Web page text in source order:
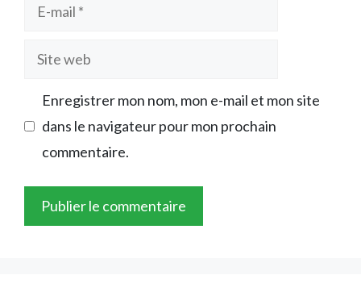
Site
Enregistrer mon nom, mon e-mail et mon site
dans le navigateur pour mon prochain
commentaire.